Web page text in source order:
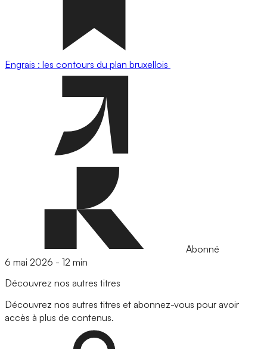
Engrais : les contours du plan bruxellois
Abonné
6 mai 2026 - 12 min
Découvrez nos autres titres
Découvrez nos autres titres et abonnez-vous pour avoir
accès à plus de contenus.